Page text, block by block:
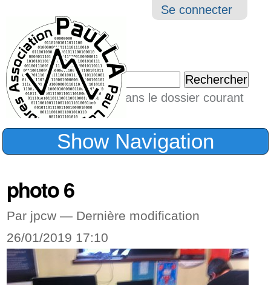
Outils
Se connecter
Chercher par
Seulement dans le dossier courant
Recherche
Show Navigation
photo 6
Par jpcw — Dernière modification
26/01/2019 17:10